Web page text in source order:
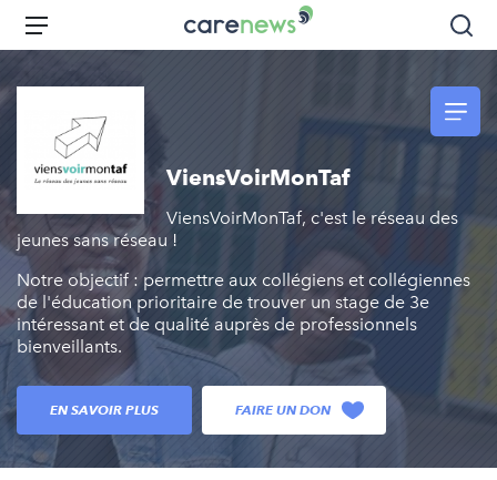
Aller
principal
Carenews,
Le
l'engagement
Menu
ViensVoirMonTaf
ViensVoirMonTaf, c'est le réseau des
jeunes sans réseau !
Notre objectif : permettre aux collégiens et collégiennes
de l'éducation prioritaire de trouver un stage de 3e
intéressant et de qualité auprès de professionnels
bienveillants.
EN SAVOIR PLUS FAIRE UN DON